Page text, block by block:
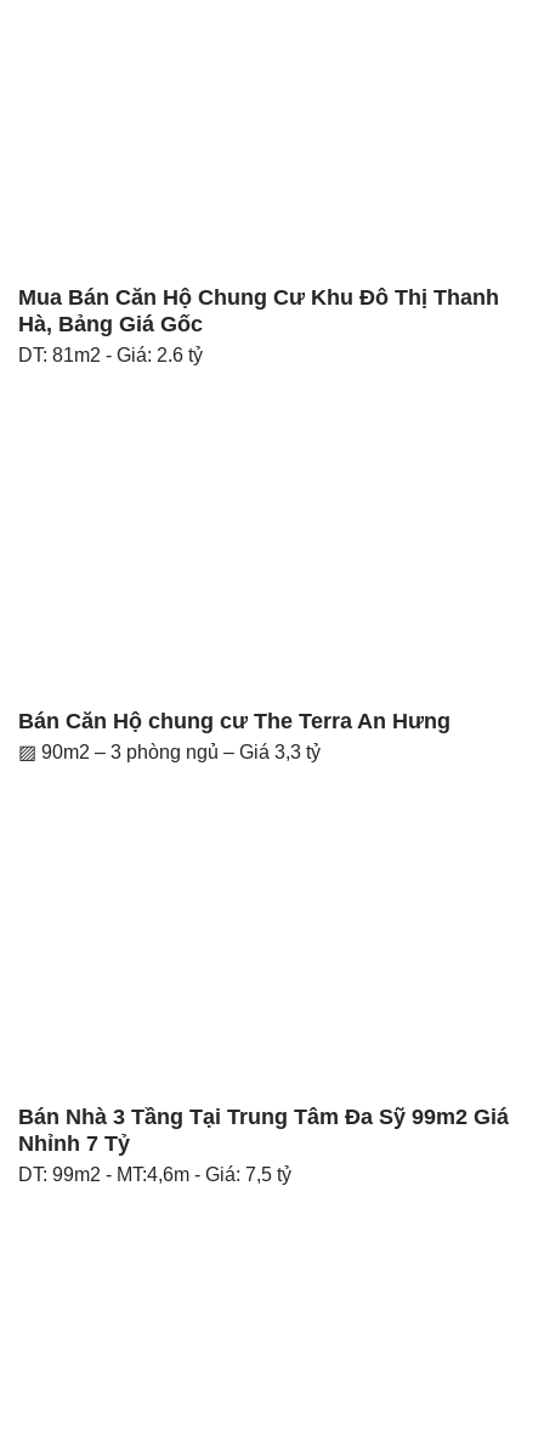
Mua Bán Căn Hộ Chung Cư Khu Đô Thị Thanh
Hà, Bảng Giá Gốc
DT: 81m2 - Giá: 2.6 tỷ
Bán Căn Hộ chung cư The Terra An Hưng
▨ 90m2 – 3 phòng ngủ – Giá 3,3 tỷ
Bán Nhà 3 Tầng Tại Trung Tâm Đa Sỹ 99m2 Giá
Nhỉnh 7 Tỷ
DT: 99m2 - MT:4,6m - Giá: 7,5 tỷ